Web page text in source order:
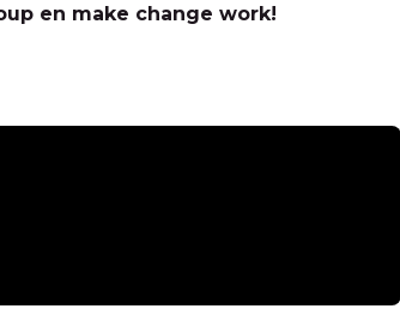
en make change work!